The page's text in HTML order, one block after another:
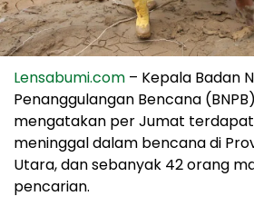
Lensabumi.com – Kepala Badan
Penanggulangan Bencana
mengatakan per Jumat terdapat
meninggal dalam bencana di
Utara, dan sebanyak 42 orang
pencarian.